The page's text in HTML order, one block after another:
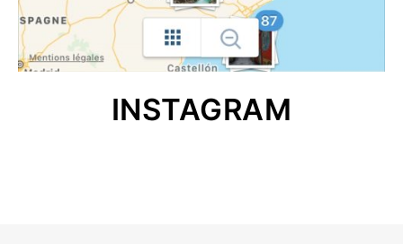
INSTAGRAM